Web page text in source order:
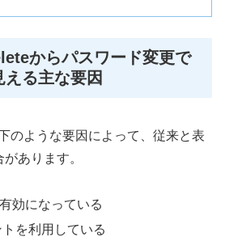
からパスワード変更で
える主な要因
のような要因によって、従来と表
あります。
効になっている
を利用している